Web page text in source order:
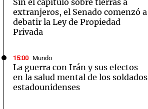
Sin el capítulo sobre tierras a
extranjeros, el Senado comenzó a
debatir la Ley de Propiedad
Privada
15:00 Mundo
La guerra con Irán y sus efectos
en la salud mental de los soldados
estadounidenses